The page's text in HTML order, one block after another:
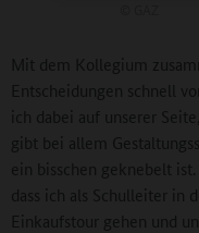
Mit dem Kollegium
Entscheidungen schnell
ich dabei auf unserer
gibt bei allem
ein bisschen geknebelt
dass ich als Schulleiter in
Einkaufstour gehen und